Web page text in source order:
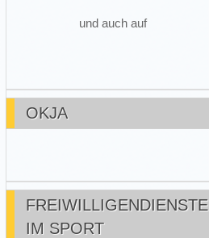
und auch auf
OKJA
FREIWILLIGENDIENSTE
IM SPORT